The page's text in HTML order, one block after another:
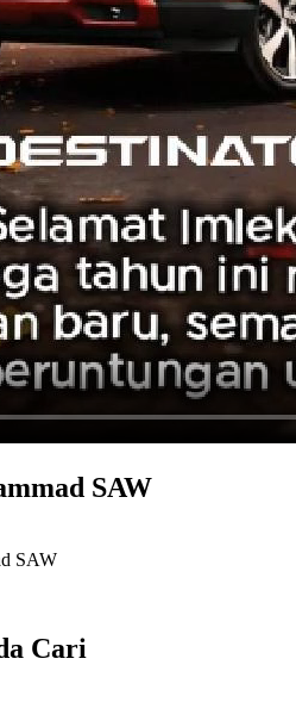
SAW
SAW
Cari